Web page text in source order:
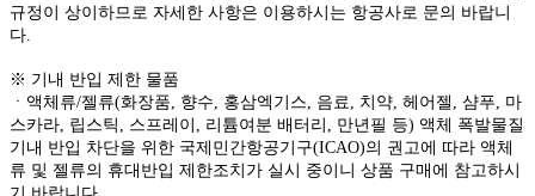
규정이 상이하므로 자세한 사항은 이용하시는 항공사로 문의 바랍니
다.
※ 기내 반입 제한 물품
ㆍ액체류/젤류(화장품, 향수, 홍삼엑기스, 음료, 치약, 헤어젤, 샴푸, 마
스카라, 립스틱, 스프레이, 리튬여분 배터리, 만년필 등) 액체 폭발물질
기내 반입 차단을 위한 국제민간항공기구(ICAO)의 권고에 따라 액체
류 및 젤류의 휴대반입 제한조치가 실시 중이니 상품 구매에 참고하시